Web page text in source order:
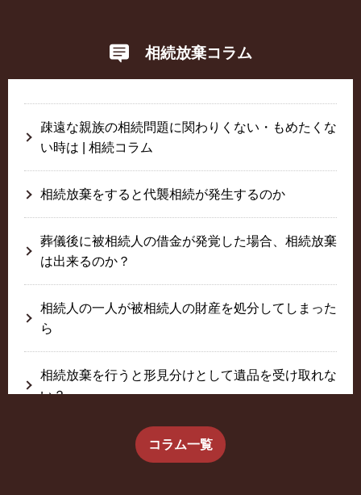
相続放棄コラム
疎遠な親族の相続問題に関わりくない・もめたくな
い時は | 相続コラム
相続放棄をすると代襲相続が発生するのか
葬儀後に被相続人の借金が発覚した場合、相続放棄
は出来るのか？
相続人の一人が被相続人の財産を処分してしまった
ら
相続放棄を行うと形見分けとして遺品を受け取れな
い？
生前に相続放棄すると約束した念書は有効か？
コラム一覧